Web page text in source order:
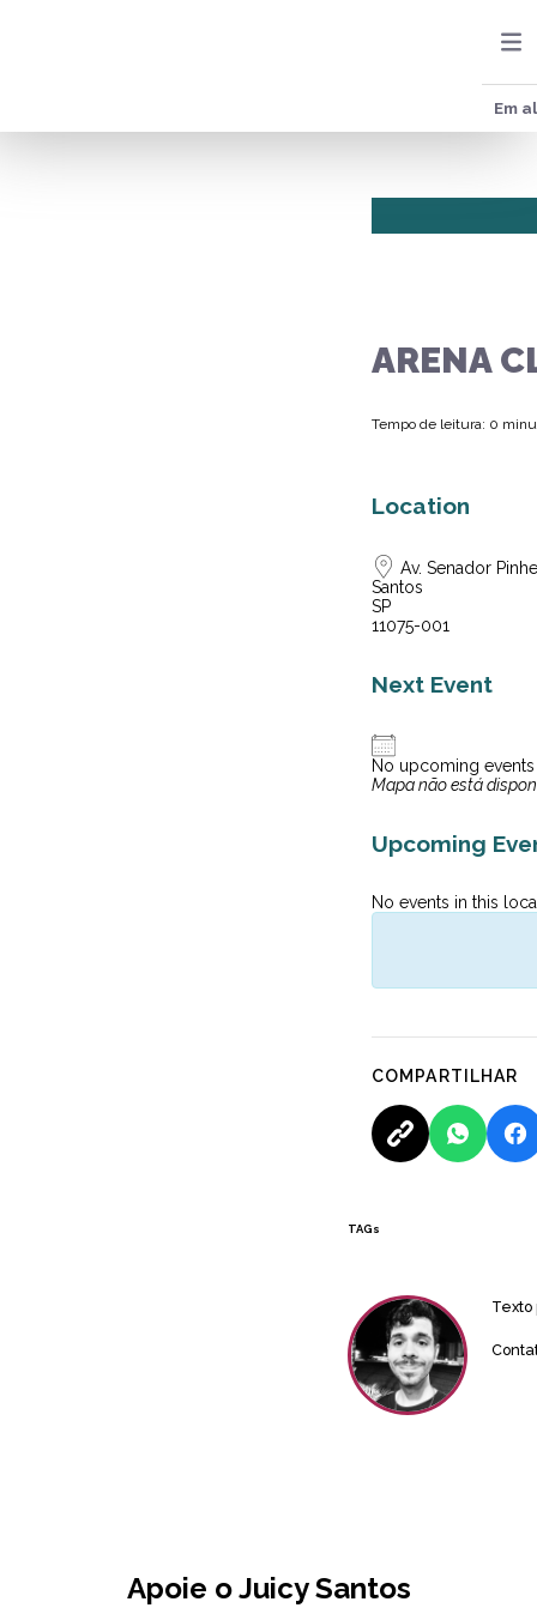
Em
ARENA
Tempo de leitura: 0
Location
Av. Senador
Santos
SP
11075-001
Next Event
No upcoming events
Mapa não está
Upcoming
No events in this
COMPARTILHAR
TAGs
Texto
Apoie o Juicy Santos